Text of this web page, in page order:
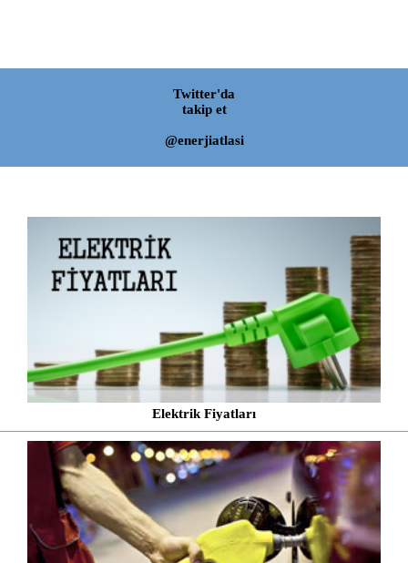
Twitter'da
takip et
@enerjiatlasi
Elektrik Fiyatları